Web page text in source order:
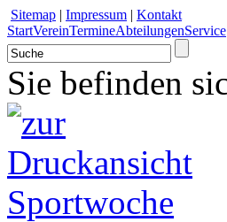
Sitemap | Impressum | Kontakt
StartVereinTermineAbteilungenService
Sie befinden
Sportwoche